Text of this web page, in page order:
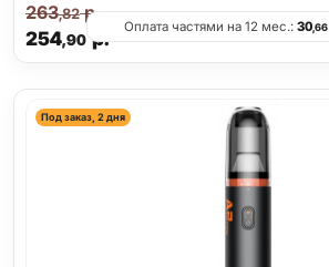
254,90р.
263,82р.
Оплата частями на 12 мес.:30,66
Под заказ, 2 дня